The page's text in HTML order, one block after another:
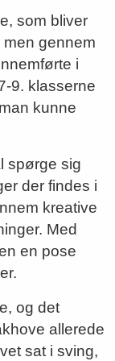
som bliver
gennem
i
9. klasserne
kunne
spørge sig
der findes i
kreative
Med
en pose
og det
allerede
sat i sving,